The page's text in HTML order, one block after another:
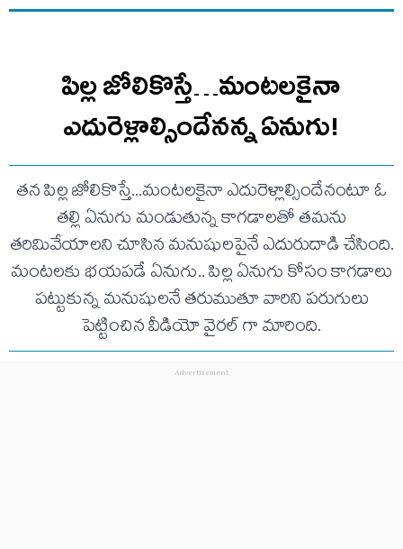
పిల్ల జోలికొస్తే…మంటలకైనా
ఎదురెళ్లాల్సిందేనన్న ఏనుగు!
తన పిల్ల జోలికొస్తే...మంటలకైనా ఎదురెళ్లాల్సిందేనంటూ ఓ
తల్లి ఏనుగు మండుతున్న కాగడాలతో తమను
తరిమివేయాలని చూసిన మనుషులపైనే ఎదురుదాడి చేసింది.
మంటలకు భయపడే ఏనుగు.. పిల్ల ఏనుగు కోసం కాగడాలు
పట్టుకున్న మనుషులనే తరుముతూ వారిని పరుగులు
పెట్టించిన వీడియో వైరల్ గా మారింది.